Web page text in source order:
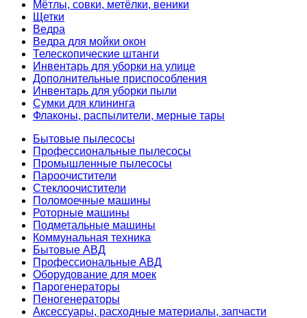
Мётлы, совки, метёлки, веники
Щетки
Ведра
Ведра для мойки окон
Телескопические штанги
Инвентарь для уборки на улице
Дополнительные приспособления
Инвентарь для уборки пыли
Сумки для клининга
Флаконы, распылители, мерные тары
Бытовые пылесосы
Профессиональные пылесосы
Промышленные пылесосы
Пароочистители
Стеклоочистители
Поломоечные машины
Роторные машины
Подметальные машины
Коммунальная техника
Бытовые АВД
Профессиональные АВД
Оборудование для моек
Парогенераторы
Пеногенераторы
Аксессуары, расходные материалы, запчасти